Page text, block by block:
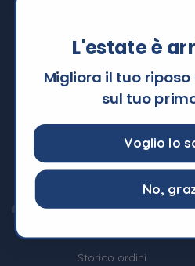
15 Anni di Garanzia
Spedizione & Resi
Agevolazioni fiscali
Area Personale
Storico ordini
L'estate è
Migliora il tuo
sul tuo
Voglio lo
No,